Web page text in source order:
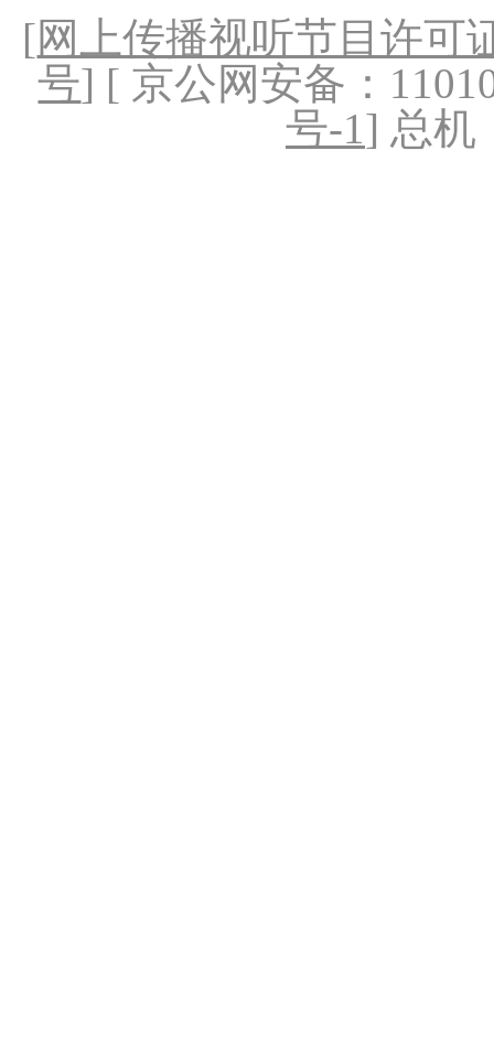
[网上传播视听节目许可
号] [ 京公网安备：
号-1] 总机